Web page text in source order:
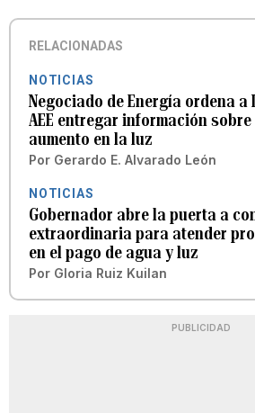
RELACIONADAS
NOTICIAS
Negociado de Energía ordena a
AEE entregar información
aumento en la luz
Por Gerardo E. Alvarado León
NOTICIAS
Gobernador abre la puerta a
extraordinaria para atender
en el pago de agua y luz
Por Gloria Ruiz Kuilan
PUBLICIDAD